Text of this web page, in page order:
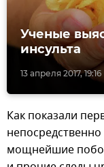
13 апреля 2017, 19:16
Ученые
инсульта
Как показали
мощнейшие